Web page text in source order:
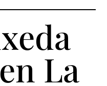
La